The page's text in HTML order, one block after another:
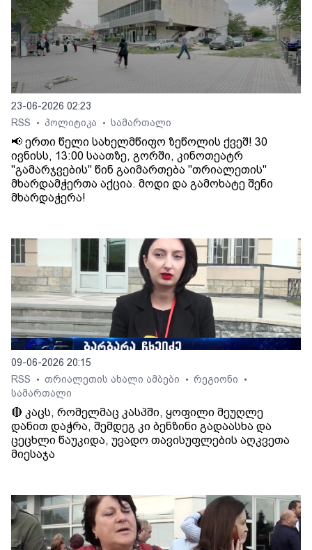
23-06-2026 02:23
RSS
• პოლიტიკა • სამართალი
📢 ერთი წელი სახელმწიფო ზეწოლის ქვეშ! 30
ივნისს, 13:00 საათზე, გორში, კინოთეატრ
"გამარჯვების" წინ გაიმართება "თრიალეთის"
მხარდამჭერთა აქცია. მოდი და გამოხატე შენი
მხარდაჭერა!
09-06-2026 20:15
RSS
• თრიალეთის ახალი ამბები • რეგიონი •
სამართალი
🔴 კაცს, რომელმაც კასპში, ყოფილი მეუღლე
დანით დაჭრა, შემდეგ კი ბენზინი გადაასხა და
ცეცხლი წაუკიდა, უვადო თავისუფლების აღკვეთა
მიესაჯა